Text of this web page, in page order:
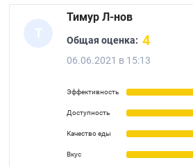
Т
Тимур Л-нов
Общая оценка: 4
06.06.2021 в 15:13
Эффективность
Доступность
Качество еды
Вкус